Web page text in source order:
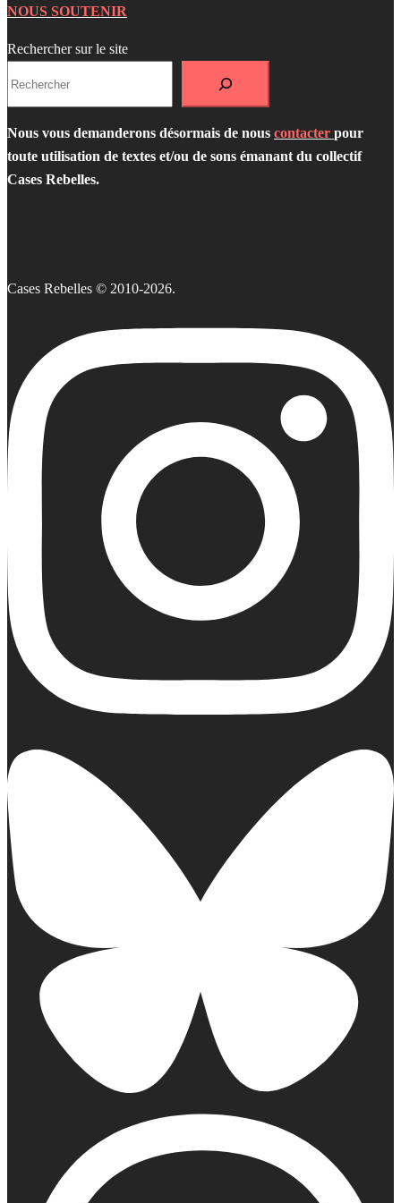
NOUS SOUTENIR
Rechercher sur le site
Nous vous demanderons désormais de nous contacter pour
toute utilisation de textes et/ou de sons émanant du collectif
Cases Rebelles.
Cases Rebelles © 2010-2026.